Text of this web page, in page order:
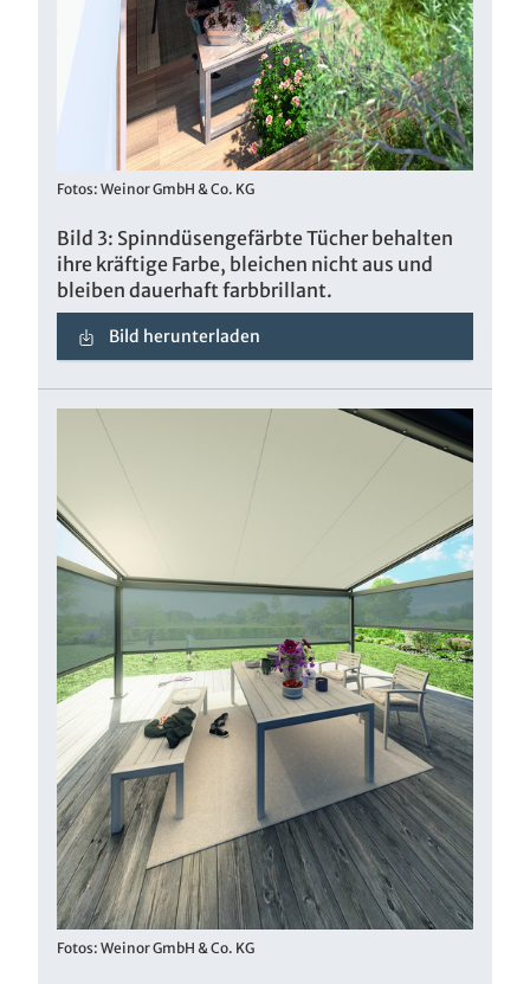
Fotos: Weinor GmbH & Co. KG
Bild 3: Spinndüsengefärbte Tücher behalten
ihre kräftige Farbe, bleichen nicht aus und
bleiben dauerhaft farbbrillant.
Bild herunterladen
Fotos: Weinor GmbH & Co. KG